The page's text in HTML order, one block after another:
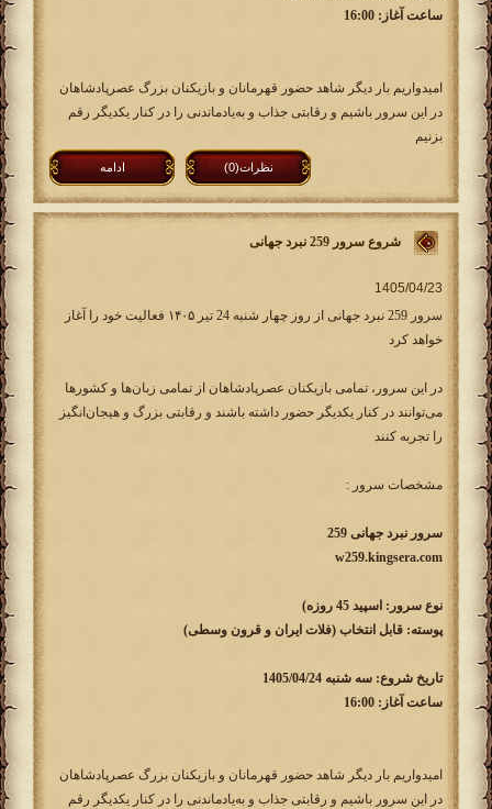
ساعت آغاز: 16:00
امیدواریم بار دیگر شاهد حضور قهرمانان و بازیکنان بزرگ عصرپادشاهان
در این سرور باشیم و رقابتی جذاب و به‌یادماندنی را در کنار یکدیگر رقم
بزنیم
ادامه نظرات(0)
شروع سرور 259 نبرد جهانی
سرور 259 نبرد جهانی از روز چهار شنبه 24 تیر ۱۴۰۵ فعالیت خود را آغاز
خواهد کرد
در این سرور، تمامی بازیکنان عصرپادشاهان از تمامی زبان‌ها و کشورها
می‌توانند در کنار یکدیگر حضور داشته باشند و رقابتی بزرگ و هیجان‌انگیز
را تجربه کنند
مشخصات سرور :
سرور نبرد جهانی 259
w259.kingsera.com
نوع سرور: اسپید 45 روزه)
پوسته: قابل انتخاب (فلات ایران و قرون وسطی)
تاریخ شروع: سه شنبه 1405/04/24
ساعت آغاز: 16:00
امیدواریم بار دیگر شاهد حضور قهرمانان و بازیکنان بزرگ عصرپادشاهان
در این سرور باشیم و رقابتی جذاب و به‌یادماندنی را در کنار یکدیگر رقم